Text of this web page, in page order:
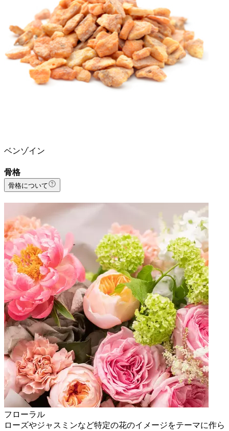
ベンゾイン
骨格
骨格について
フローラル
ローズやジャスミンなど特定の花のイメージをテーマに作ら